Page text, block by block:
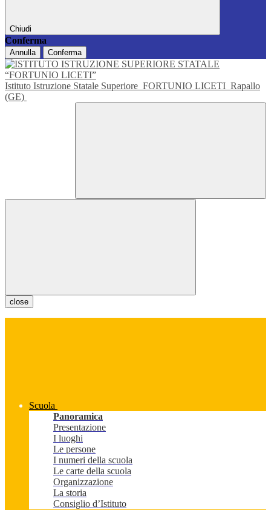
Chiudi
Conferma
Annulla Conferma
Istituto Istruzione Statale Superiore FORTUNIO LICETI Rapallo
(GE)
close
Scuola
Panoramica
Presentazione
I luoghi
Le persone
I numeri della scuola
Le carte della scuola
Organizzazione
La storia
Consiglio d’Istituto